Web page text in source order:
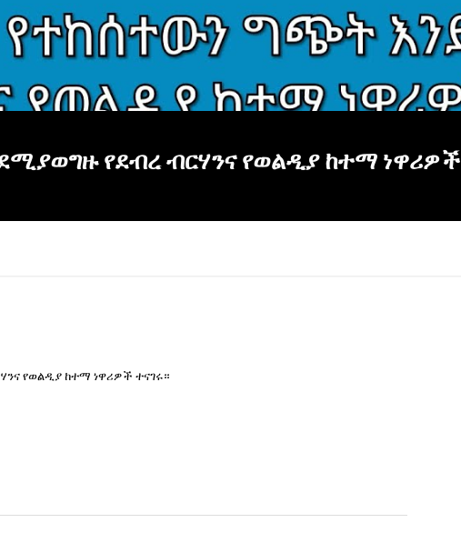
የደብረ ብርሃንና የወልዲያ ከተማ ነዋሪዎች
የወልዲያ ከተማ ነዋሪዎች ተናገሩ።